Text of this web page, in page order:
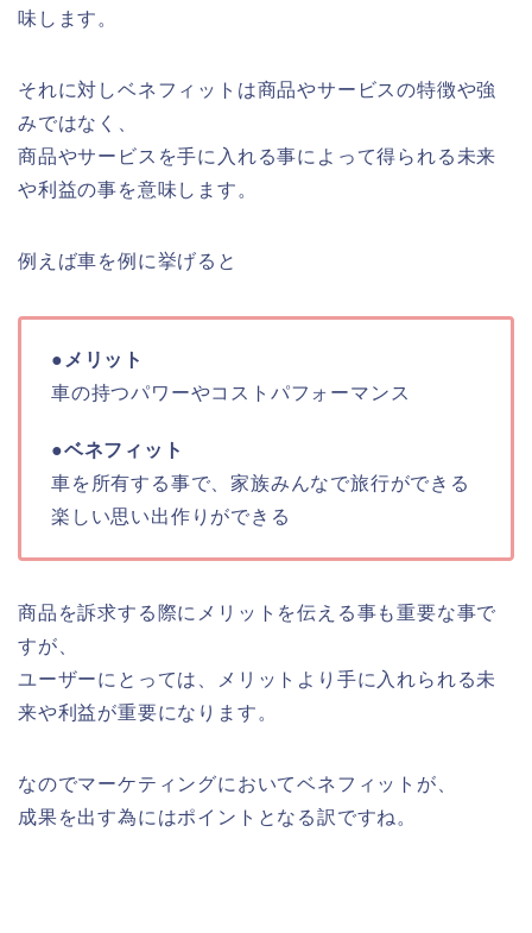
味します。
それに対しベネフィットは商品やサービスの特徴や強
みではなく、
商品やサービスを手に入れる事によって得られる未来
や利益の事を意味します。
例えば車を例に挙げると
●メリット
車の持つパワーやコストパフォーマンス
●ベネフィット
車を所有する事で、家族みんなで旅行ができる
楽しい思い出作りができる
商品を訴求する際にメリットを伝える事も重要な事で
すが、
ユーザーにとっては、メリットより手に入れられる未
来や利益が重要になります。
なのでマーケティングにおいてベネフィットが、
成果を出す為にはポイントとなる訳ですね。